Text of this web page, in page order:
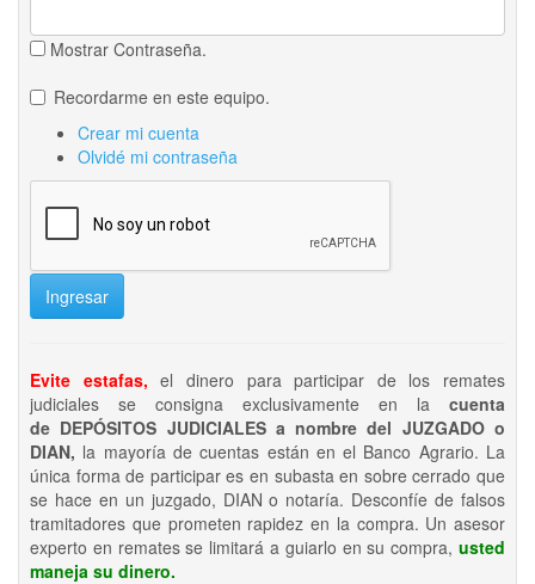
Mostrar Contraseña.
Recordarme en este equipo.
Crear mi cuenta
Olvidé mi contraseña
Ingresar
Evite estafas, el dinero para participar de los remates
judiciales se consigna exclusivamente en la cuenta
de DEPÓSITOS JUDICIALES a nombre del JUZGADO o
DIAN, la mayoría de cuentas están en el Banco Agrario. La
única forma de participar es en subasta en sobre cerrado que
se hace en un juzgado, DIAN o notaría. Desconfíe de falsos
tramitadores que prometen rapidez en la compra. Un asesor
experto en remates se limitará a guiarlo en su compra, usted
maneja su dinero.